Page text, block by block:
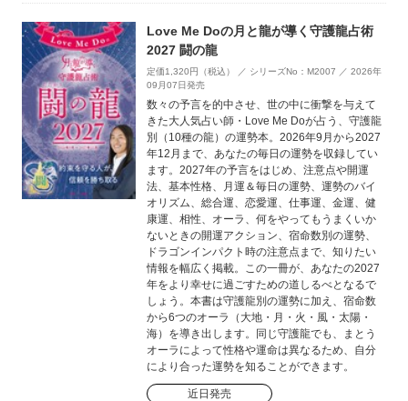
Love Me Doの月と龍が導く守護龍占術
2027 闘の龍
定価1,320円（税込） ／ シリーズNo：M2007 ／ 2026年
09月07日発売
数々の予言を的中させ、世の中に衝撃を与えて
きた大人気占い師・Love Me Doが占う、守護龍
別（10種の龍）の運勢本。2026年9月から2027
年12月まで、あなたの毎日の運勢を収録してい
ます。2027年の予言をはじめ、注意点や開運
法、基本性格、月運＆毎日の運勢、運勢のバイ
オリズム、総合運、恋愛運、仕事運、金運、健
康運、相性、オーラ、何をやってもうまくいか
ないときの開運アクション、宿命数別の運勢、
ドラゴンインパクト時の注意点まで、知りたい
情報を幅広く掲載。この一冊が、あなたの2027
年をより幸せに過ごすための道しるべとなるで
しょう。本書は守護龍別の運勢に加え、宿命数
から6つのオーラ（大地・月・火・風・太陽・
海）を導き出します。同じ守護龍でも、まとう
オーラによって性格や運命は異なるため、自分
により合った運勢を知ることができます。
近日発売